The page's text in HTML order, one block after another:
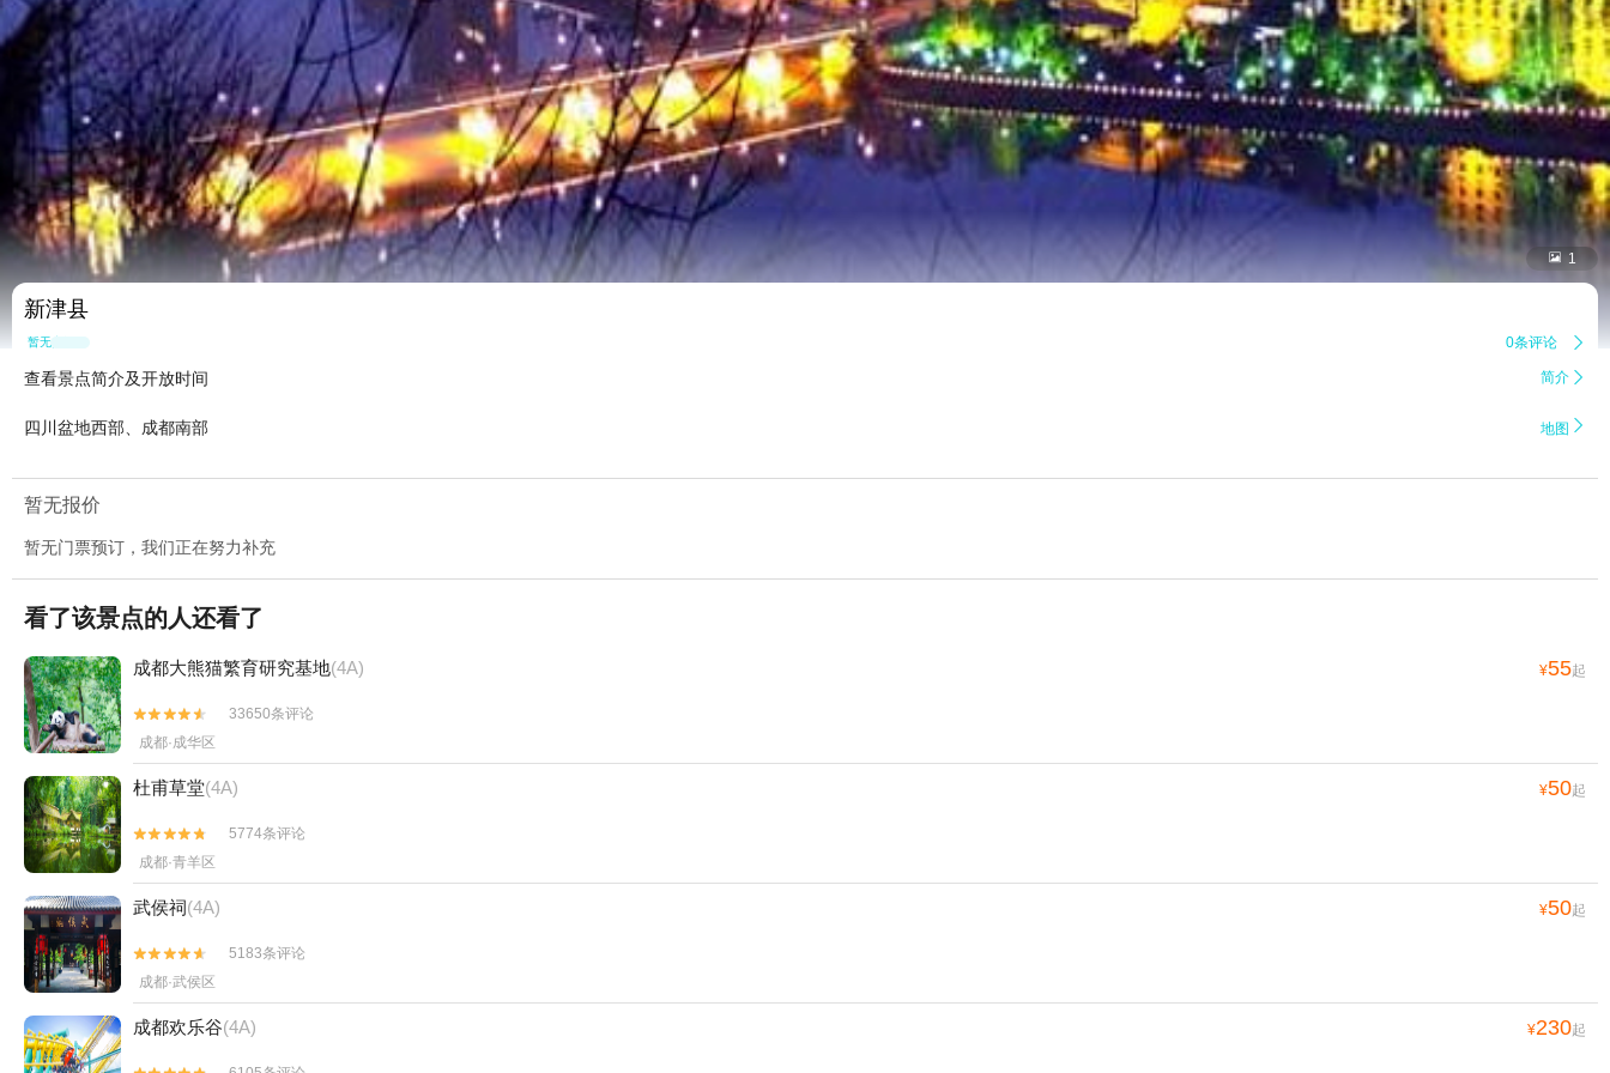
 1
新津县
暂无点评 0条评论 
查看景点简介及开放时间 简介 
四川盆地西部、成都南部 地图 
暂无报价
暂无门票预订，我们正在努力补充
看了该景点的人还看了
成都大熊猫繁育研究基地(4A) ¥55起


33650条评论
成都·成华区
杜甫草堂(4A) ¥50起


5774条评论
成都·青羊区
武侯祠(4A) ¥50起


5183条评论
成都·武侯区
成都欢乐谷(4A) ¥230起